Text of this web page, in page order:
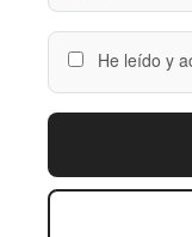
He leído y